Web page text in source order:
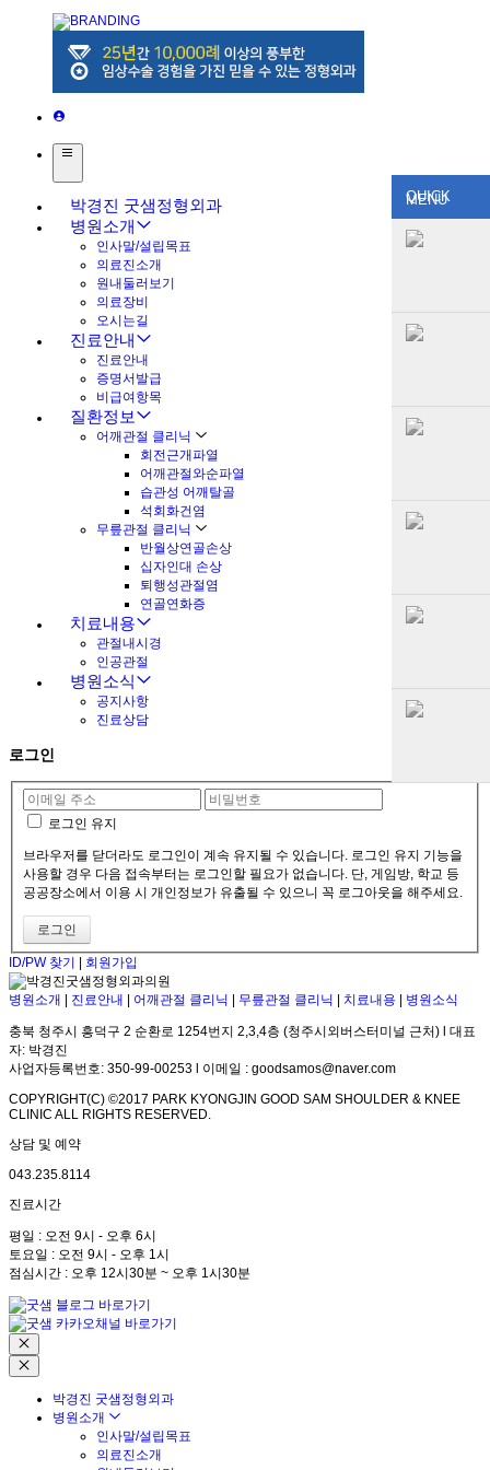
QUICK
MENU
박경진 굿샘정형외과
병원소개
인사말/설립목표
의료진소개
원내둘러보기
의료장비
오시는길
진료안내
진료안내
증명서발급
비급여항목
질환정보
어깨관절 클리닉
회전근개파열
어깨관절와순파열
습관성 어깨탈골
석회화건염
무릎관절 클리닉
반월상연골손상
십자인대 손상
퇴행성관절염
연골연화증
치료내용
관절내시경
인공관절
병원소식
공지사항
진료상담
로그인
로그인 유지
브라우저를 닫더라도 로그인이 계속 유지될 수 있습니다. 로그인 유지 기능을
사용할 경우 다음 접속부터는 로그인할 필요가 없습니다. 단, 게임방, 학교 등
공공장소에서 이용 시 개인정보가 유출될 수 있으니 꼭 로그아웃을 해주세요.
ID/PW 찾기 회원가입
병원소개 진료안내 어깨관절 클리닉 무릎관절 클리닉 치료내용 병원소식
충북 청주시 흥덕구 2 순환로 1254번지 2,3,4층 (청주시외버스터미널 근처) l 대표
자: 박경진
사업자등록번호: 350-99-00253 l 이메일 : goodsamos@naver.com
COPYRIGHT(C) ©2017 PARK KYONGJIN GOOD SAM SHOULDER & KNEE
CLINIC ALL RIGHTS RESERVED.
상담 및 예약
043.235.8114
진료시간
평일 : 오전 9시 - 오후 6시
토요일 : 오전 9시 - 오후 1시
점심시간 : 오후 12시30분 ~ 오후 1시30분
박경진 굿샘정형외과
병원소개
인사말/설립목표
의료진소개